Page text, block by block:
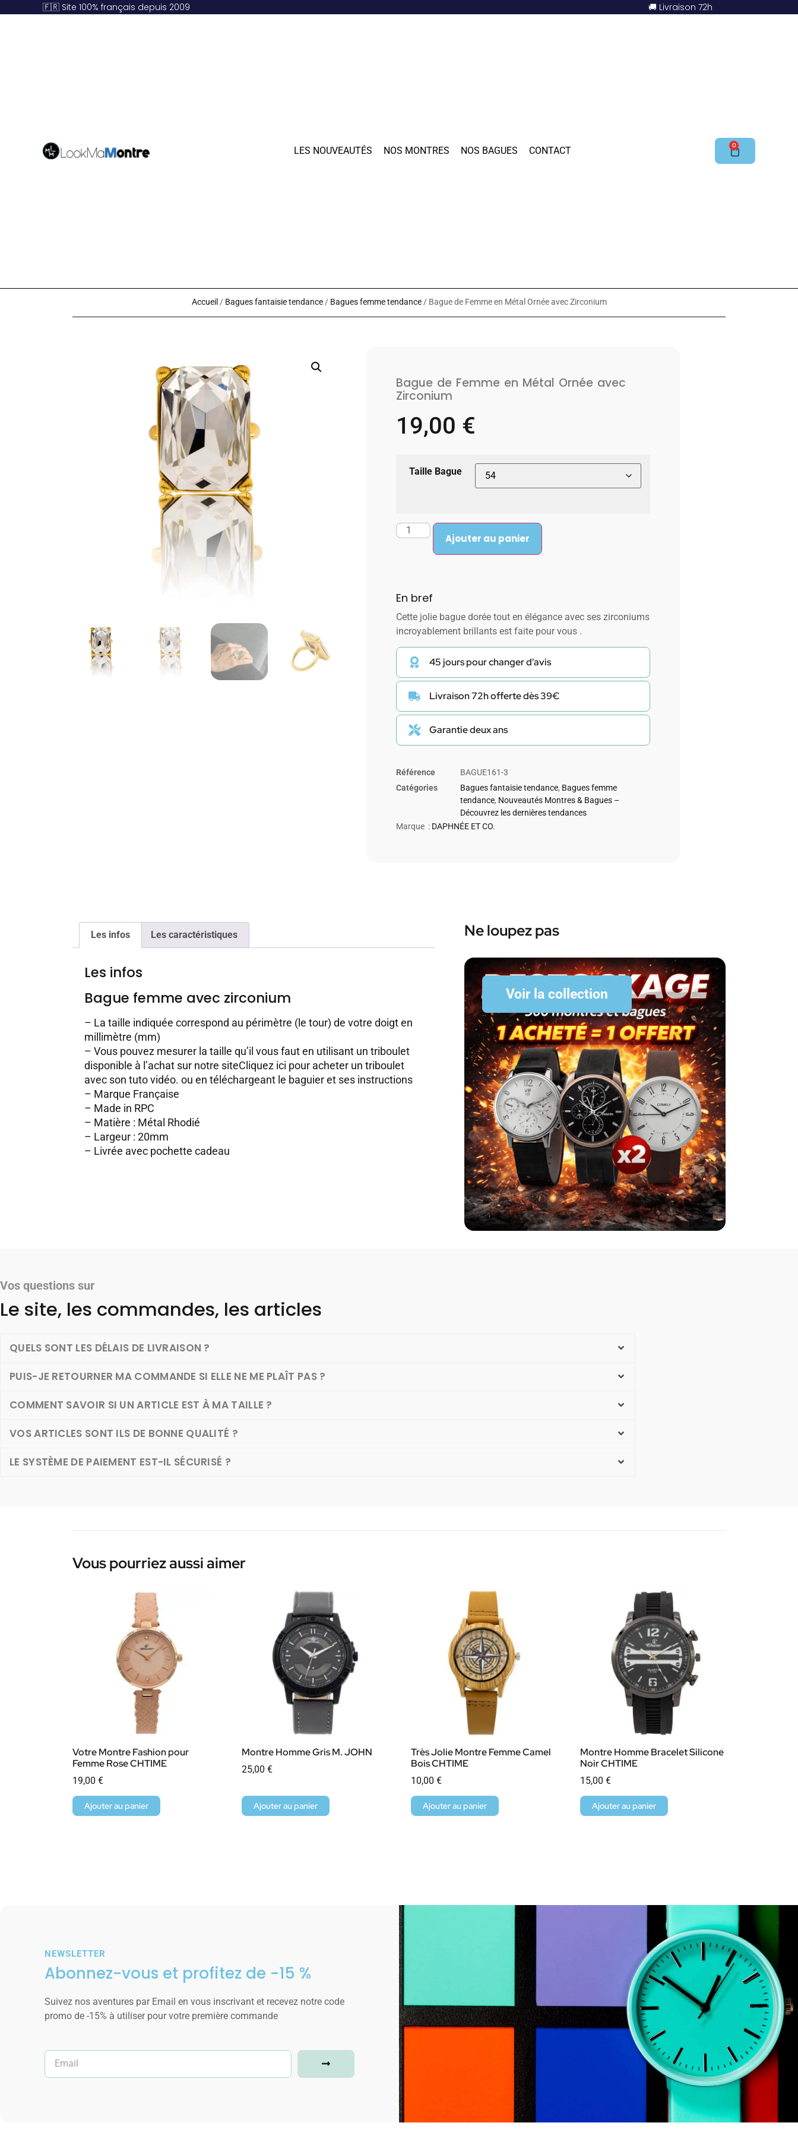
🇫🇷 Site 100% français depuis 2009 🚚 Livraison 72h
LES NOUVEAUTÉS NOS MONTRES NOS BAGUES CONTACT 0
Accueil / Bagues fantaisie tendance/ Bagues femme tendance/ Bague de Femme en Métal Ornée avec Zirconium
Bague de Femme en Métal Ornée avec
Zirconium
19,00 €
Taille Bague
Ajouter au panier
En bref
Cette jolie bague dorée tout en élégance avec ses zirconiums
incroyablement brillants est faite pour vous .
45 jours pour changer d'avis
Livraison 72h offerte dès 39€
Garantie deux ans
Référence
BAGUE161-3
Catégories
Bagues fantaisie tendance, Bagues femme
tendance, Nouveautés Montres & Bagues –
Découvrez les dernières tendances
Marque : DAPHNÉE ET CO.
Les infos Les caractéristiques
Les infos
Bague femme avec zirconium
– La taille indiquée correspond au périmètre (le tour) de votre doigt en
millimètre (mm)
– Vous pouvez mesurer la taille qu’il vous faut en utilisant un triboulet
disponible à l’achat sur notre siteCliquez ici pour acheter un triboulet
avec son tuto vidéo. ou en téléchargeant le baguier et ses instructions
– Marque Française
– Made in RPC
– Matière : Métal Rhodié
– Largeur : 20mm
– Livrée avec pochette cadeau
Ne loupez pas
Voir la collection
Vos questions sur
Le site, les commandes, les articles
QUELS SONT LES DÉLAIS DE LIVRAISON ?
PUIS-JE RETOURNER MA COMMANDE SI ELLE NE ME PLAÎT PAS ?
COMMENT SAVOIR SI UN ARTICLE EST À MA TAILLE ?
VOS ARTICLES SONT ILS DE BONNE QUALITÉ ?
LE SYSTÈME DE PAIEMENT EST-IL SÉCURISÉ ?
Vous pourriez aussi aimer
Votre Montre Fashion pour
Femme Rose CHTIME
19,00 €
Ajouter au panier
Montre Homme Gris M. JOHN
25,00 €
Ajouter au panier
Très Jolie Montre Femme Camel
Bois CHTIME
10,00 €
Ajouter au panier
Montre Homme Bracelet Silicone
Noir CHTIME
15,00 €
Ajouter au panier
NEWSLETTER
Abonnez-vous et profitez de -15 %
Suivez nos aventures par Email en vous inscrivant et recevez notre code
promo de -15% à utiliser pour votre première commande